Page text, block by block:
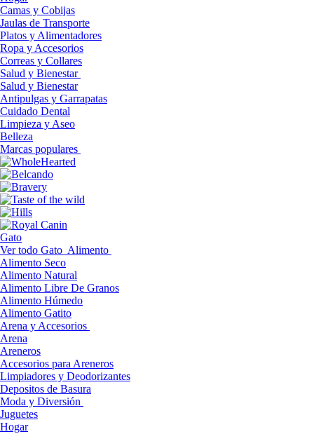
Camas y Cobijas
Jaulas de Transporte
Platos y Alimentadores
Ropa y Accesorios
Correas y Collares
Salud y Bienestar
Salud y Bienestar
Antipulgas y Garrapatas
Cuidado Dental
Limpieza y Aseo
Belleza
Marcas populares
Gato
Ver todo Gato Alimento
Alimento Seco
Alimento Natural
Alimento Libre De Granos
Alimento Húmedo
Alimento Gatito
Arena y Accesorios
Arena
Areneros
Accesorios para Areneros
Limpiadores y Deodorizantes
Depositos de Basura
Moda y Diversión
Juguetes
Hogar